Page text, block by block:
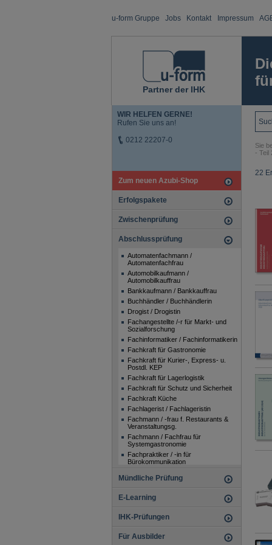
u-form Gruppe Jobs Kontakt Impressum
Partner der IHK
WIR HELFEN GERNE!
Rufen Sie uns an!
0212 22207-0
Zum neuen Azubi-Shop
Erfolgspakete
Zwischenprüfung
Abschlussprüfung
Automatenfachmann /
Automatenfachfrau
Automobilkaufmann /
Automobilkauffrau
Bankkaufmann / Bankkauffrau
Buchhändler / Buchhändlerin
Drogist / Drogistin
Fachangestellte /-r für Markt- und
Sozialforschung
Fachinformatiker / Fachinformatikerin
Fachkraft für Gastronomie
Fachkraft für Kurier-, Express- u.
Postdl. KEP
Fachkraft für Lagerlogistik
Fachkraft für Schutz und Sicherheit
Fachkraft Küche
Fachlagerist / Fachlageristin
Fachmann / -frau f. Restaurants &
Veranstaltungsg.
Fachmann / Fachfrau für
Systemgastronomie
Fachpraktiker / -in für
Bürokommunikation
Büromanagement
Fachpraktiker / Fachpraktikerin im
Verkauf
Fachpraktiker / Fachpraktikerin Küche
(Beikoch)
Fotomedienfachmann /
Mündliche Prüfung
E-Learning
IHK-Prüfungen
Für Ausbilder
Sie
- Teil
22